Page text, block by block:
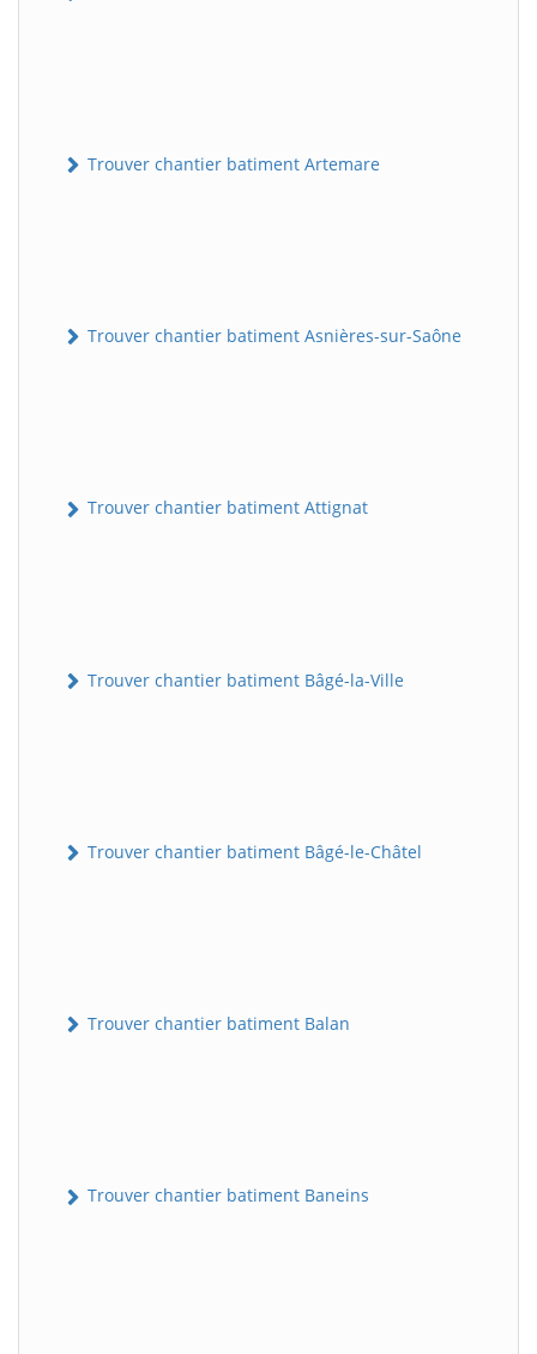
Trouver chantier batiment Artemare
Trouver chantier batiment Asnières-sur-Saône
Trouver chantier batiment Attignat
Trouver chantier batiment Bâgé-la-Ville
Trouver chantier batiment Bâgé-le-Châtel
Trouver chantier batiment Balan
Trouver chantier batiment Baneins